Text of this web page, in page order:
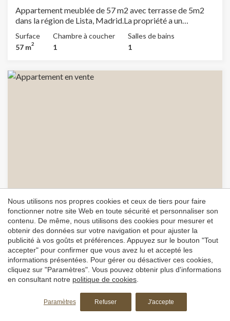
Appartement meublée de 57 m2 avec terrasse de 5m2
dans la région de Lista, Madrid.La propriété a un
intégrées, chauffage et concierge.
Surface
57 m2
Chambre à coucher
1
Salles de bains
1
VM2605035
3.530.000 €
Appartement à vendre avec terrasse à Castellana
(Madrid)
CASTELLANA, MADRID VILLE
Appartement à rénover de 191 m2 avec terrasse et vues
dispose de 3 chambres, 3 salles de bain, place de parking,
balcon et chauffage.
Chambres
Salles de bain
Nous utilisons nos propres cookies et ceux de tiers pour faire
fonctionner notre site Web en toute sécurité et personnaliser son
contenu. De même, nous utilisons des cookies pour mesurer et
obtenir des données sur votre navigation et pour ajuster la
publicité à vos goûts et préférences. Appuyez sur le bouton "Tout
accepter" pour confirmer que vous avez lu et accepté les
informations présentées. Pour gérer ou désactiver ces cookies,
cliquez sur "Paramètres". Vous pouvez obtenir plus d'informations
en consultant notre politique de cookies
Paramètres Refuser J'accepte